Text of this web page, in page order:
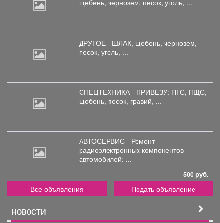
щебень, чернозем, песок, уголь, ...
ДРУГОЕ - ШЛАК, щебень, чернозем,
песок, уголь, ...
СПЕЦТЕХНИКА - ПРИВЕЗУ: ПГС, ПЩС,
щебень, песок, гравий, ...
АВТОСЕРВИС - Ремонт
радиоэлектронных компонентов
автомобилей: ...
500 руб.
Все объявления Подать объявление
НОВОСТИ